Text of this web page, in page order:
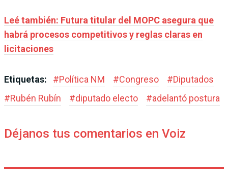
Leé también: Futura titular del MOPC asegura que
habrá procesos competitivos y reglas claras en
licitaciones
Etiquetas: #Política NM #Congreso #Diputados
#Rubén Rubín #diputado electo #adelantó postura
Déjanos tus comentarios en Voiz